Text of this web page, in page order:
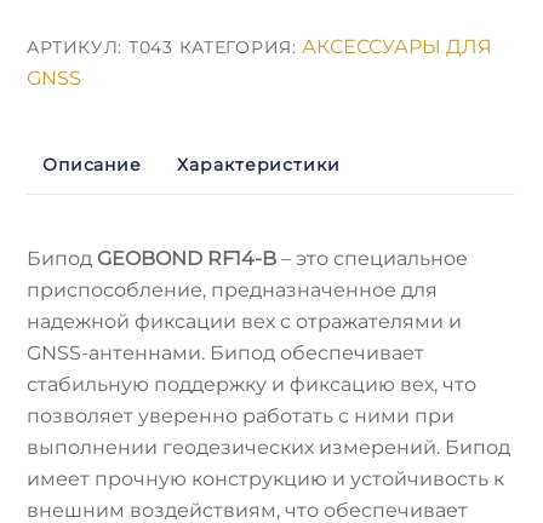
АРТИКУЛ: Т043 КАТЕГОРИЯ:АКСЕССУАРЫ ДЛЯ
GNSS
Описание Характеристики
Бипод GEOBOND RF14-B – это специальное
приспособление, предназначенное для
надежной фиксации вех с отражателями и
GNSS-антеннами. Бипод обеспечивает
стабильную поддержку и фиксацию вех, что
позволяет уверенно работать с ними при
выполнении геодезических измерений. Бипод
имеет прочную конструкцию и устойчивость к
внешним воздействиям, что обеспечивает